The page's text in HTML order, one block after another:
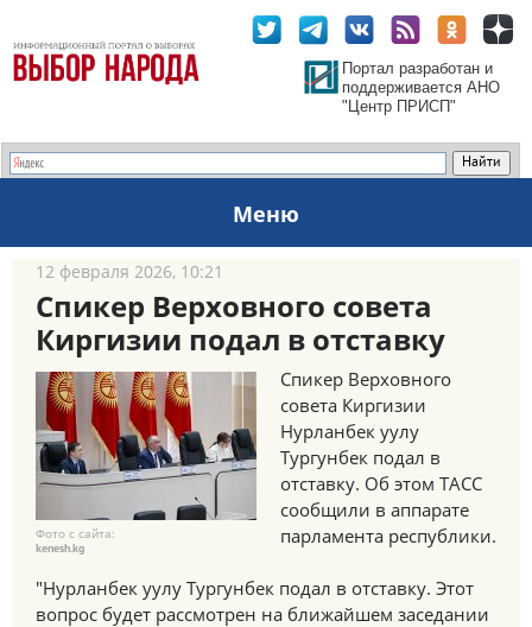
Портал разработан и
поддерживается АНО
"Центр ПРИСП"
Меню
12 февраля 2026, 10:21
Спикер Верховного совета
Киргизии подал в отставку
Фото с сайта:
kenesh.kg
Спикер Верховного
совета Киргизии
Нурланбек уулу
Тургунбек подал в
отставку. Об этом ТАСС
сообщили в аппарате
парламента республики.
"Нурланбек уулу Тургунбек подал в отставку. Этот
вопрос будет рассмотрен на ближайшем заседании